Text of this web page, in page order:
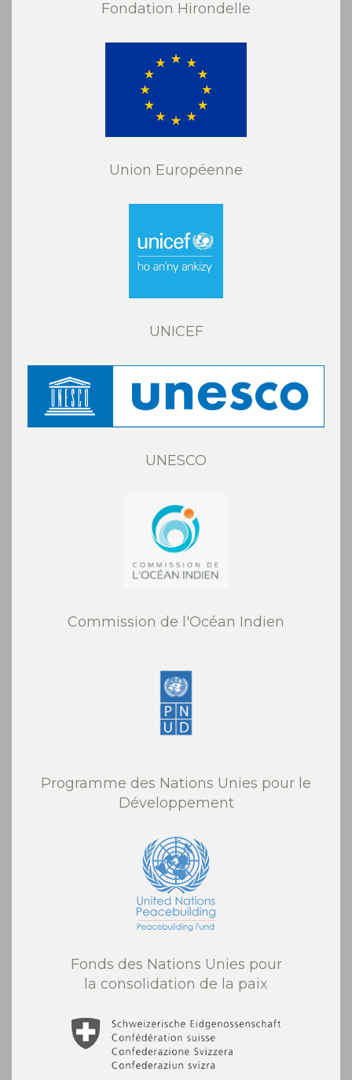
Fondation Hirondelle
Union Européenne
UNICEF
UNESCO
Commission de l'Océan Indien
Programme des Nations Unies pour le
Développement
Fonds des Nations Unies pour
la consolidation de la paix